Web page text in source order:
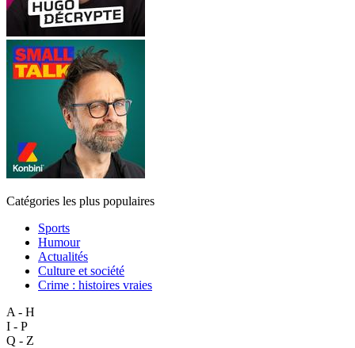
Catégories les plus populaires
Sports
Humour
Actualités
Culture et société
Crime : histoires vraies
A - H
I - P
Q - Z